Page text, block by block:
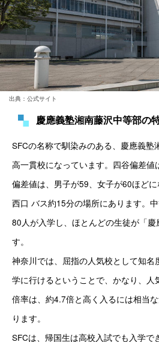
出典：公式サイト
慶應義塾湘南藤沢中等部の
SFCの名称で馴染みのある、慶應義塾
高一貫校になっています。四谷偏差
偏差値は、男子が59、女子が60ほど
西口 バス約15分の場所にあります。
80人が入学し、ほとんどの生徒が「慶
す。
神奈川では、屈指の人気校として知
学に行けるということで、かなり、人
倍率は、約4.7倍と高く入るには相当
ります。
SFCは、帰国生は高校入試でも入学で